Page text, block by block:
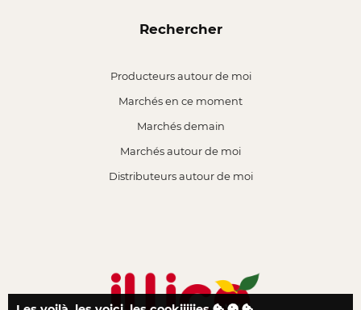
Rechercher
Producteurs autour de moi
Marchés en ce moment
Marchés demain
Marchés autour de moi
Distributeurs autour de moi